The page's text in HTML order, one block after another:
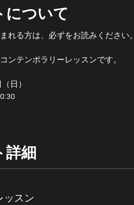
ついて
れる方は、必ずをお読みください。
ンテンポラリーレッスンです。
日）
詳細
ッスン